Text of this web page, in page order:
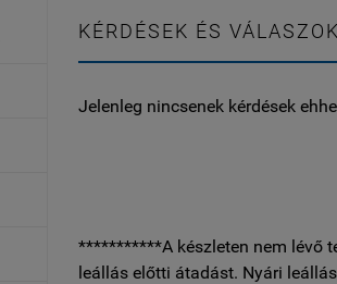
KÉRDÉSEK ÉS
Jelenleg nincsenek kérdések
***********A készleten nem lévő
leállás előtti átadást. Nyári